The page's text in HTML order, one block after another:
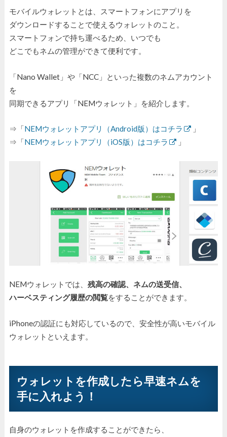
モバイルウォレットとは、スマートフォンにアプリを
ダウンロードすることで使えるウォレットのこと。
スマートフォンで持ち運べるため、いつでも
どこでもネムの管理ができて便利です。
「Nano Wallet」や「NCC」といった複数のネムアカウント
を
同期できるアプリ「NEMウォレット」を紹介します。
⇒「NEMウォレットアプリ（Android版）はコチラ
」
⇒「NEMウォレットアプリ（iOS版）はコチラ 」
NEMウォレットでは、 残高の確認、ネムの送受信、
ハーベスティング履歴の閲覧をすることができます。
iPhoneの認証にも対応しているので、安全性が高いモバイル
ウォレットといえます。
ウォレットを作成したら早速ネムを
手に入れよう！
自身のウォレットを作成することができたら、